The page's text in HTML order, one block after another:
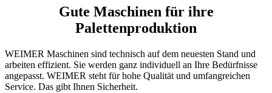
Gute Maschinen für ihre
Palettenproduktion
WEIMER Maschinen sind technisch auf dem neuesten Stand und
arbeiten effizient. Sie werden ganz individuell an Ihre Bedürfnisse
angepasst. WEIMER steht für hohe Qualität und umfangreichen
Service. Das gibt Ihnen Sicherheit.